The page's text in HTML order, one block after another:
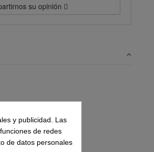
su opinión
y publicidad. Las
de redes
de datos personales